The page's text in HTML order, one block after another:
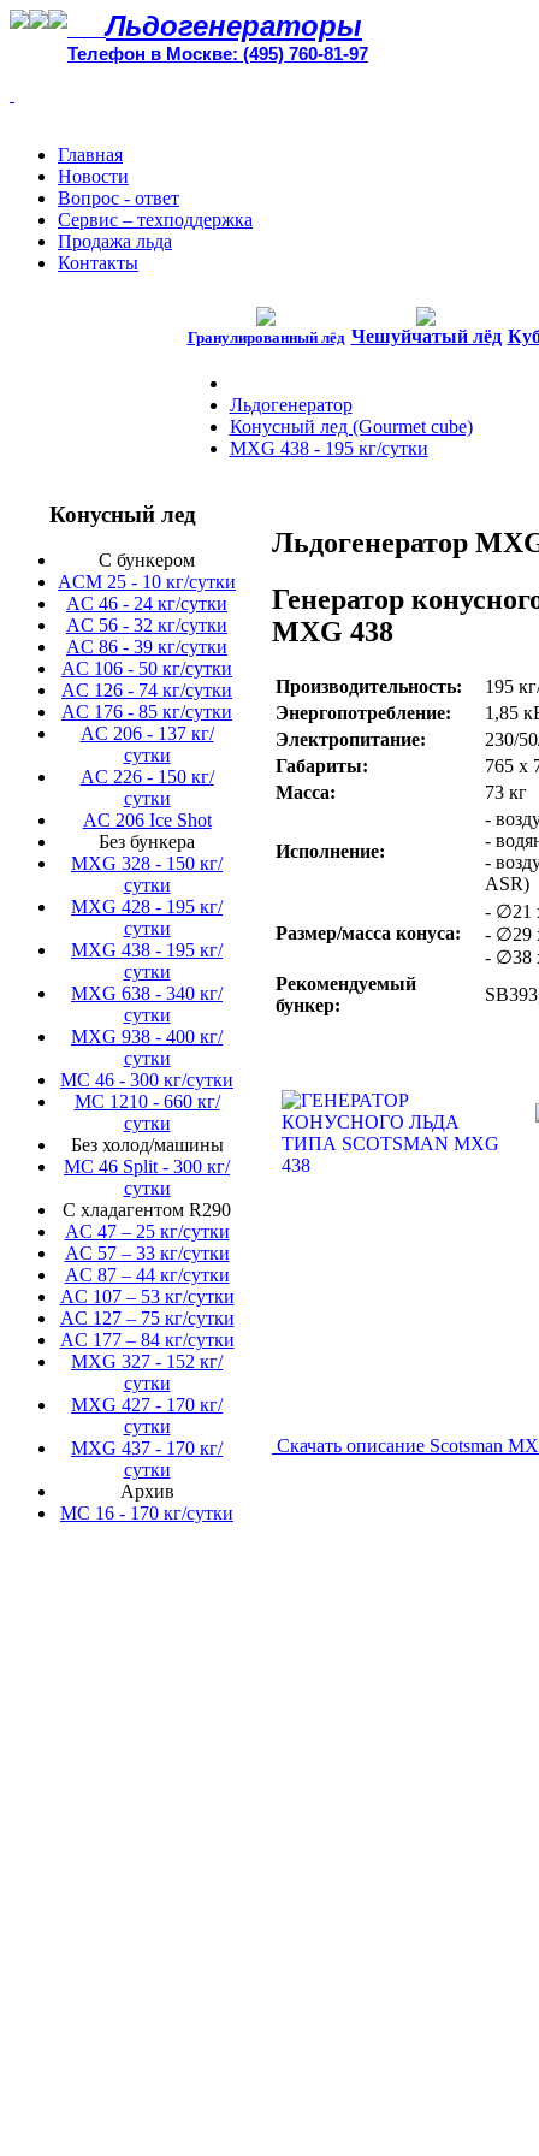
Льдогенераторы
Телефон в Москве: (495) 760-81-97
Главная
Новости
Вопрос - ответ
Сервис – техподдержка
Продажа льда
Контакты
Гранулированный лёд Чешуйчатый лёд
Льдогенератор
Конусный лед (Gourmet cube)
MXG 438 - 195 кг/сутки
Конусный лед
С бункером
ACM 25 - 10 кг/сутки
AC 46 - 24 кг/сутки
AC 56 - 32 кг/сутки
AC 86 - 39 кг/сутки
AC 106 - 50 кг/сутки
AC 126 - 74 кг/сутки
AC 176 - 85 кг/сутки
AC 206 - 137 кг/
сутки
AC 226 - 150 кг/
сутки
AC 206 Ice Shot
Без бункера
MXG 328 - 150 кг/
сутки
MXG 428 - 195 кг/
сутки
MXG 438 - 195 кг/
сутки
MXG 638 - 340 кг/
сутки
MXG 938 - 400 кг/
сутки
MC 46 - 300 кг/сутки
MC 1210 - 660 кг/
сутки
Без холод/машины
MC 46 Split - 300 кг/
сутки
С хладагентом R290
AC 47 – 25 кг/сутки
AC 57 – 33 кг/сутки
AC 87 – 44 кг/сутки
AC 107 – 53 кг/сутки
AC 127 – 75 кг/сутки
AC 177 – 84 кг/сутки
MXG 327 - 152 кг/
сутки
MXG 427 - 170 кг/
сутки
MXG 437 - 170 кг/
сутки
Архив
MC 16 - 170 кг/сутки
Льдогенератор
Генератор
MXG 438
Производительность:
195
Энергопотребление:
1,85
Электропитание:
230/
Габариты:
765 x
Масса:
73 кг
Исполнение:
-
-
-
ASR)
Размер/масса конуса:
- ∅21
- ∅29
- ∅38
Рекомендуемый
бункер:
Скачать описание Scotsman